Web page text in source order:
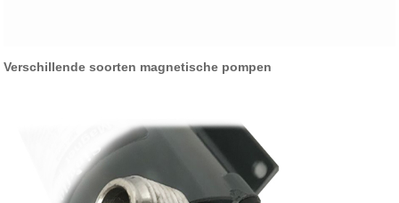
Verschillende soorten magnetische pompen